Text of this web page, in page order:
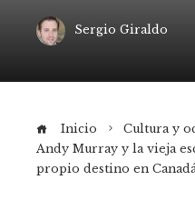
Sergio Giraldo
Inicio
Cultura y
Andy Murray y la vieja
propio destino en